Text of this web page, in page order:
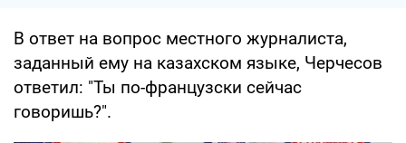
В ответ на вопрос местного журналиста,
заданный ему на казахском языке, Черчесов
ответил: "Ты по-французски сейчас
говоришь?".